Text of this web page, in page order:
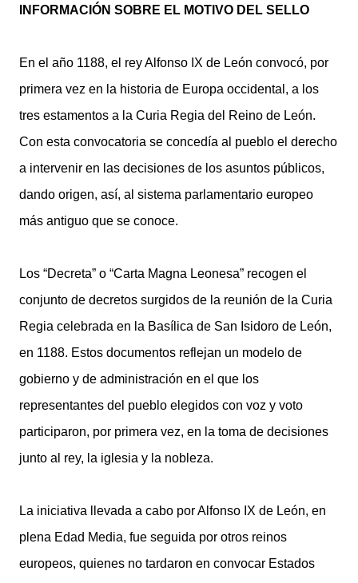
INFORMACIÓN SOBRE EL MOTIVO DEL SELLO
En el año 1188, el rey Alfonso IX de León convocó, por
primera vez en la historia de Europa occidental, a los
tres estamentos a la Curia Regia del Reino de León.
Con esta convocatoria se concedía al pueblo el derecho
a intervenir en las decisiones de los asuntos públicos,
dando origen, así, al sistema parlamentario europeo
más antiguo que se conoce.
Los “Decreta” o “Carta Magna Leonesa” recogen el
conjunto de decretos surgidos de la reunión de la Curia
Regia celebrada en la Basílica de San Isidoro de León,
en 1188. Estos documentos reflejan un modelo de
gobierno y de administración en el que los
representantes del pueblo elegidos con voz y voto
participaron, por primera vez, en la toma de decisiones
junto al rey, la iglesia y la nobleza.
La iniciativa llevada a cabo por Alfonso IX de León, en
plena Edad Media, fue seguida por otros reinos
europeos, quienes no tardaron en convocar Estados